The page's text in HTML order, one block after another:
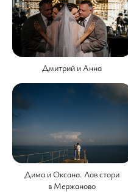
Дмитрий и Анна
Дима и Оксана. Лав стори
в Мержаново